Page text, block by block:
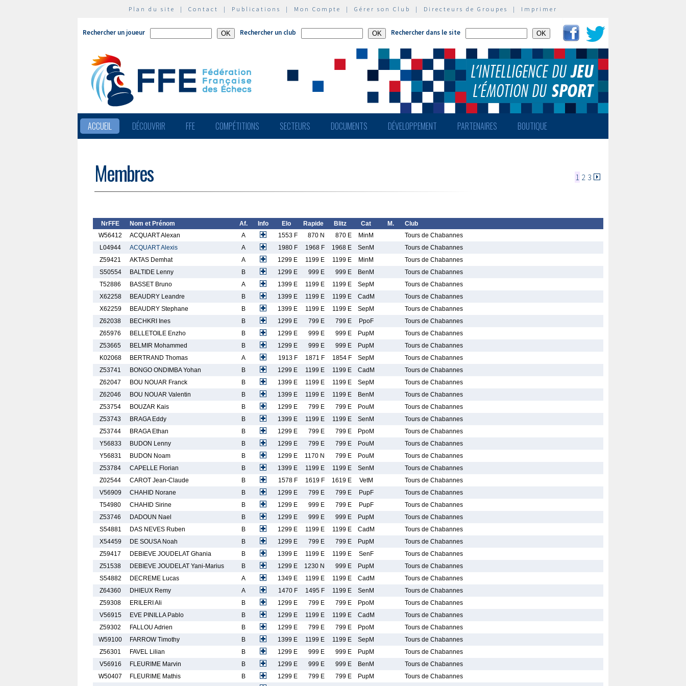
Plan du site | Contact | Publications | Mon Compte | Gérer son Club | Directeurs de Groupes | Imprimer
Rechercher un joueur Rechercher un club Rechercher dans le site
ACCUEIL DÉCOUVRIR FFE COMPÉTITIONS SECTEURS DOCUMENTS DÉVELOPPEMENT PARTENAIRES BOUTIQUE
Membres 1 2 3
NrFFE Nom et Prénom Af. Info Elo Rapide Blitz Cat M.
Club
W56412
ACQUART Alexan A 1553 F 870 N 870 E MinM
Tours de Chabannes
L04944
ACQUART Alexis A 1980 F 1968 F 1968 E SenM
Tours de Chabannes
Z59421
AKTAS Demhat A 1299 E 1199 E 1199 E MinM
Tours de Chabannes
S50554
BALTIDE Lenny B 1299 E 999 E 999 E BenM
Tours de Chabannes
T52886
BASSET Bruno A 1399 E 1199 E 1199 E SepM
Tours de Chabannes
X62258
BEAUDRY Leandre B 1399 E 1199 E 1199 E CadM
Tours de Chabannes
X62259
BEAUDRY Stephane B 1399 E 1199 E 1199 E SepM
Tours de Chabannes
Z62038
BECHKRI Ines B 1299 E 799 E 799 E PpoF
Tours de Chabannes
Z65976
BELLETOILE Enzho B 1299 E 999 E 999 E PupM
Tours de Chabannes
Z53665
BELMIR Mohammed B 1299 E 999 E 999 E PupM
Tours de Chabannes
K02068
BERTRAND Thomas A 1913 F 1871 F 1854 F SepM
Tours de Chabannes
Z53741
BONGO ONDIMBA Yohan B 1299 E 1199 E 1199 E CadM
Tours de Chabannes
Z62047
BOU NOUAR Franck B 1399 E 1199 E 1199 E SepM
Tours de Chabannes
Z62046
BOU NOUAR Valentin B 1399 E 1199 E 1199 E BenM
Tours de Chabannes
Z53754
BOUZAR Kais B 1299 E 799 E 799 E PouM
Tours de Chabannes
Z53743
BRAGA Eddy B 1399 E 1199 E 1199 E SenM
Tours de Chabannes
Z53744
BRAGA Ethan B 1299 E 799 E 799 E PpoM
Tours de Chabannes
Y56833
BUDON Lenny B 1299 E 799 E 799 E PouM
Tours de Chabannes
Y56831
BUDON Noam B 1299 E 1170 N 799 E PouM
Tours de Chabannes
Z53784
CAPELLE Florian B 1399 E 1199 E 1199 E SenM
Tours de Chabannes
Z02544
CAROT Jean-Claude B 1578 F 1619 F 1619 E VetM
Tours de Chabannes
V56909
CHAHID Norane B 1299 E 799 E 799 E PupF
Tours de Chabannes
T54980
CHAHID Sirine B 1299 E 999 E 799 E PupF
Tours de Chabannes
Z53746
DADOUN Nael B 1299 E 999 E 999 E PupM
Tours de Chabannes
S54881
DAS NEVES Ruben B 1299 E 1199 E 1199 E CadM
Tours de Chabannes
X54459
DE SOUSA Noah B 1299 E 799 E 799 E PupM
Tours de Chabannes
Z59417
DEBIEVE JOUDELAT Ghania B 1399 E 1199 E 1199 E SenF
Tours de Chabannes
Z51538
DEBIEVE JOUDELAT Yani-Marius B 1299 E 1230 N 999 E PupM
Tours de Chabannes
S54882
DECREME Lucas A 1349 E 1199 E 1199 E CadM
Tours de Chabannes
Z64360
DHIEUX Remy A 1470 F 1495 F 1199 E SenM
Tours de Chabannes
Z59308
ERILERI Ali B 1299 E 799 E 799 E PpoM
Tours de Chabannes
V56915
EVE PINILLA Pablo B 1299 E 1199 E 1199 E CadM
Tours de Chabannes
Z59302
FALLOU Adrien B 1299 E 799 E 799 E PpoM
Tours de Chabannes
W59100
FARROW Timothy B 1399 E 1199 E 1199 E SepM
Tours de Chabannes
Z56301
FAVEL Lilian B 1299 E 999 E 999 E PupM
Tours de Chabannes
V56916
FLEURIME Marvin B 1299 E 999 E 999 E BenM
Tours de Chabannes
W50407
FLEURIME Mathis B 1299 E 799 E 799 E PupM
Tours de Chabannes